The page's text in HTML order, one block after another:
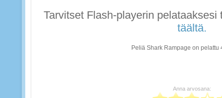
Tarvitset Flash-playerin
täältä.
Peliä Shark Rampage on pelattu
Anna arvosana: